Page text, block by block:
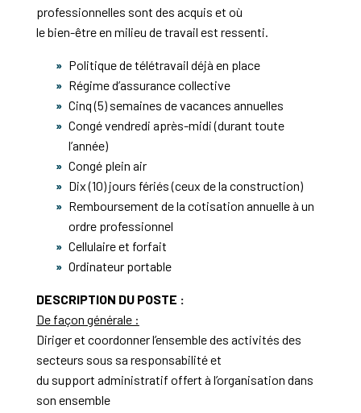
professionnelles sont des acquis et où
le bien-être en milieu de travail est ressenti.
Politique de télétravail déjà en place
Régime d’assurance collective
Cinq (5) semaines de vacances annuelles
Congé vendredi après-midi (durant toute
l’année)
Congé plein air
Dix (10) jours fériés (ceux de la construction)
Remboursement de la cotisation annuelle à un
ordre professionnel
Cellulaire et forfait
Ordinateur portable
DESCRIPTION DU POSTE :
De façon générale :
Diriger et coordonner l’ensemble des activités des
secteurs sous sa responsabilité et
du support administratif offert à l’organisation dans
son ensemble